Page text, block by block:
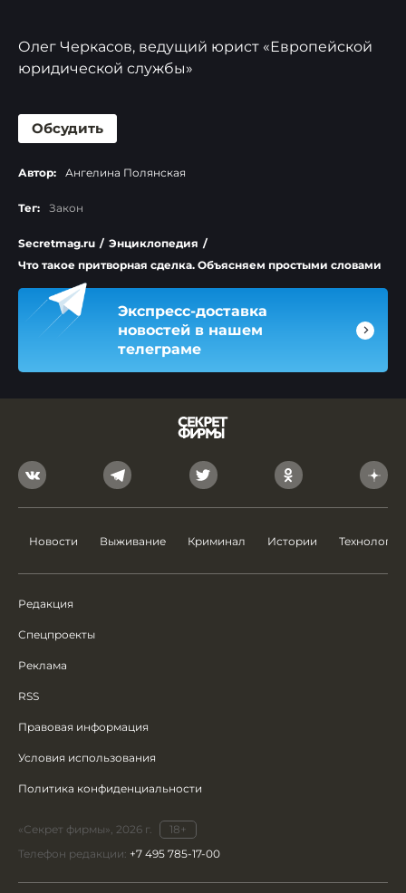
Олег Черкасов, ведущий юрист «Европейской
юридической службы»
Обсудить
Автор: Ангелина Полянская
Тег: Закон
Secretmag.ru / Энциклопедия /
Что такое притворная сделка. Объясняем простыми словами
Экспресс-доставка
новостей в нашем
телеграме
Новости Выживание Криминал Истории Технологии
Редакция
Спецпроекты
Реклама
RSS
Правовая информация
Условия использования
Политика конфиденциальности
«Секрет фирмы», 2026 г.
18+
Телефон редакции: +7 495 785-17-00